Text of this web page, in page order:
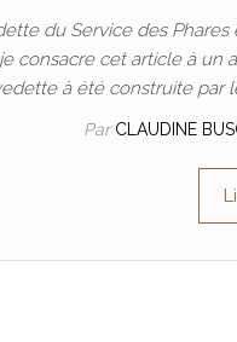
du Service des
consacre cet article à
à été construite par
Par CLAUDINE